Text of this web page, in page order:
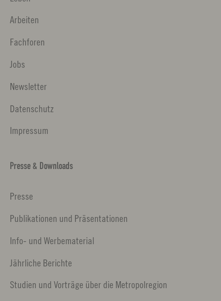
Arbeiten
Fachforen
Jobs
Newsletter
Datenschutz
Impressum
Presse & Downloads
Presse
Publikationen und Präsentationen
Info- und Werbematerial
Jährliche Berichte
Studien und Vorträge über die Metropolregion